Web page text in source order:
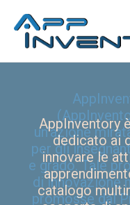
AppInventory
dedicato ai
innovare le
catalogo
un’azione
per gli
e grado. Tale
di innovazione
promosse dal